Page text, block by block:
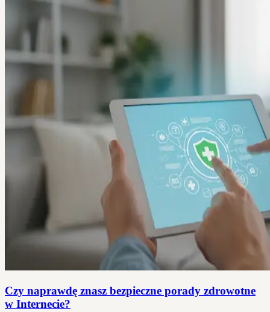
Czy naprawdę znasz bezpieczne porady zdrowotne
w Internecie?